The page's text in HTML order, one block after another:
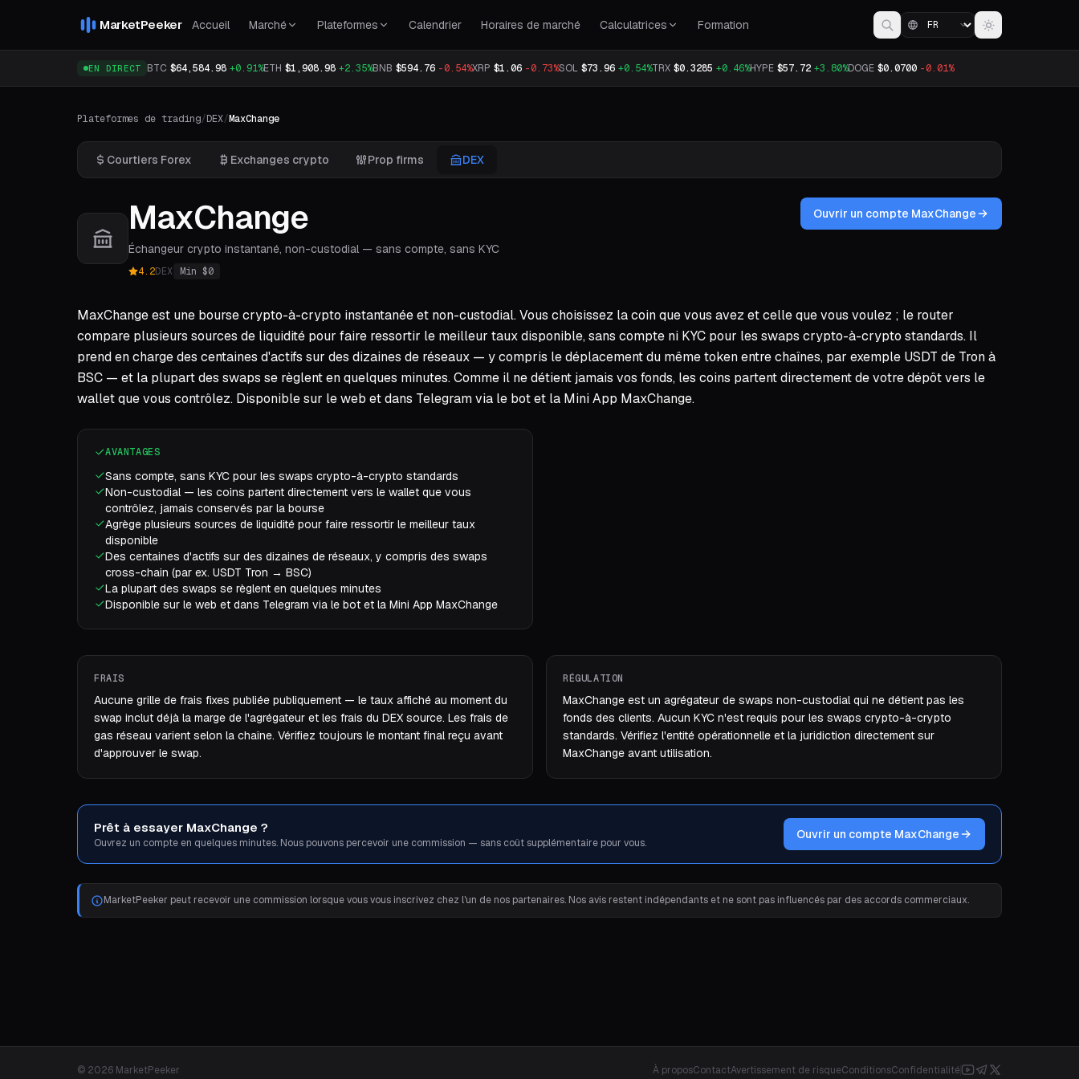
MarketPeeker Accueil Marché Plateformes Calendrier Horaires de marché Calculatrices Formation
EN DIRECT BTC $64,584.98 +0.91%ETH $1,908.98 +2.35%BNB $594.76 -0.54%XRP $1.06 -0.73%SOL $73.96 +0.54%TRX $0.3285 +0.46%HYPE $57.72 +3.80%DOGE $0.0700 -0.01%
Plateformes de trading/DEX/MaxChange
Courtiers Forex Exchanges crypto Prop firms DEX
MaxChange
Échangeur crypto instantané, non-custodial — sans compte, sans KYC
4.2DEX Min $0
Ouvrir un compte MaxChange
MaxChange est une bourse crypto-à-crypto instantanée et non-custodial. Vous choisissez la coin que vous avez et celle que vous voulez ; le router
compare plusieurs sources de liquidité pour faire ressortir le meilleur taux disponible, sans compte ni KYC pour les swaps crypto-à-crypto standards. Il
prend en charge des centaines d'actifs sur des dizaines de réseaux — y compris le déplacement du même token entre chaînes, par exemple USDT de Tron à
BSC — et la plupart des swaps se règlent en quelques minutes. Comme il ne détient jamais vos fonds, les coins partent directement de votre dépôt vers le
wallet que vous contrôlez. Disponible sur le web et dans Telegram via le bot et la Mini App MaxChange.
AVANTAGES
Sans compte, sans KYC pour les swaps crypto-à-crypto standards
Non-custodial — les coins partent directement vers le wallet que vous
contrôlez, jamais conservés par la bourse
Agrège plusieurs sources de liquidité pour faire ressortir le meilleur taux
disponible
Des centaines d'actifs sur des dizaines de réseaux, y compris des swaps
cross-chain (par ex. USDT Tron → BSC)
La plupart des swaps se règlent en quelques minutes
Disponible sur le web et dans Telegram via le bot et la Mini App MaxChange
FRAIS
Aucune grille de frais fixes publiée publiquement — le taux affiché au moment du
swap inclut déjà la marge de l'agrégateur et les frais du DEX source. Les frais de
gas réseau varient selon la chaîne. Vérifiez toujours le montant final reçu avant
d'approuver le swap.
RÉGULATION
MaxChange est un agrégateur de swaps non-custodial qui ne détient pas les
fonds des clients. Aucun KYC n'est requis pour les swaps crypto-à-crypto
standards. Vérifiez l'entité opérationnelle et la juridiction directement sur
MaxChange avant utilisation.
Prêt à essayer MaxChange ?
Ouvrez un compte en quelques minutes. Nous pouvons percevoir une commission — sans coût supplémentaire pour vous.
Ouvrir un compte MaxChange
MarketPeeker peut recevoir une commission lorsque vous vous inscrivez chez l'un de nos partenaires. Nos avis restent indépendants et ne sont pas influencés par des accords commerciaux.
© 2026 MarketPeeker À proposContactAvertissement de risqueConditionsConfidentialité